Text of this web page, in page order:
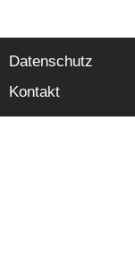
Datenschutz
Kontakt